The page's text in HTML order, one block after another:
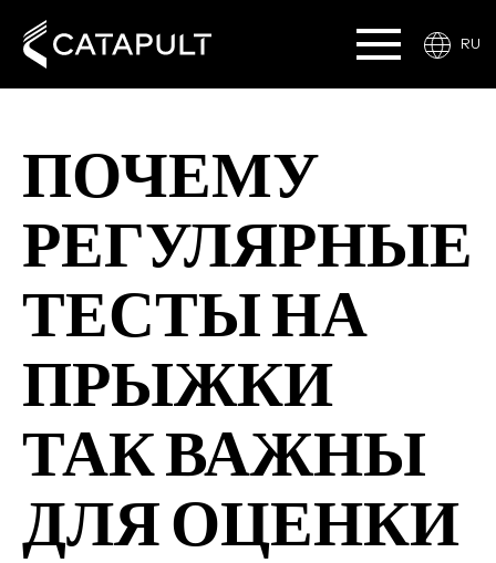
RU
ПОЧЕМУ
РЕГУЛЯРНЫЕ
ТЕСТЫ НА
ПРЫЖКИ
ТАК ВАЖНЫ
ДЛЯ ОЦЕНКИ